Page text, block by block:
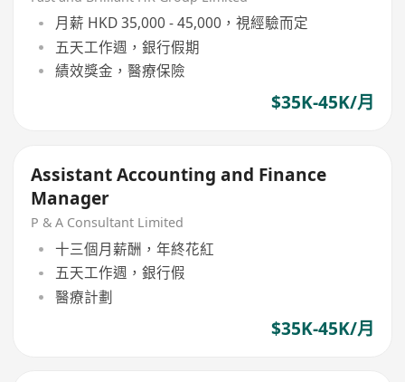
月薪 HKD 35,000 - 45,000，視經驗而定
五天工作週，銀行假期
績效獎金，醫療保險
$35K-45K/月
Assistant Accounting and Finance
Manager
P & A Consultant Limited
十三個月薪酬，年終花紅
五天工作週，銀行假
醫療計劃
$35K-45K/月